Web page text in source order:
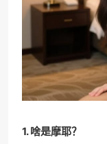
1. 啥是摩耶？